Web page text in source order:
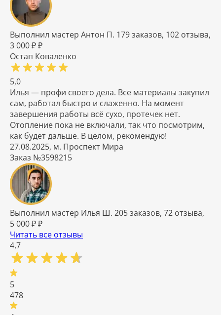
Выполнил мастер Антон П. 179 заказов, 102 отзыва,
3 000 ₽ ₽
Остап Коваленко
5,0
Илья — профи своего дела. Все материалы закупил
сам, работал быстро и слаженно. На момент
завершения работы всё сухо, протечек нет.
Отопление пока не включали, так что посмотрим,
как будет дальше. В целом, рекомендую!
27.08.2025, м. Проспект Мира
Заказ №3598215
Выполнил мастер Илья Ш. 205 заказов, 72 отзыва,
5 000 ₽ ₽
Читать все отзывы
4,7
5
478